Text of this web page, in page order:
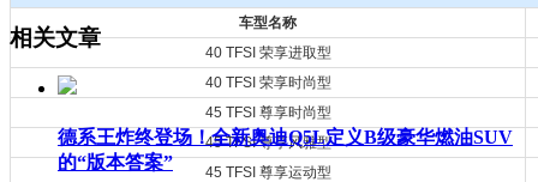
车型名称
40 TFSI 荣享进取型
40 TFSI 荣享时尚型
45 TFSI 尊享时尚型
45 TFSI 尊享风雅型
45 TFSI 尊享运动型
相关文章
德系王炸终登场！全新奥迪Q5L定义B级豪华燃油SUV
的“版本答案”